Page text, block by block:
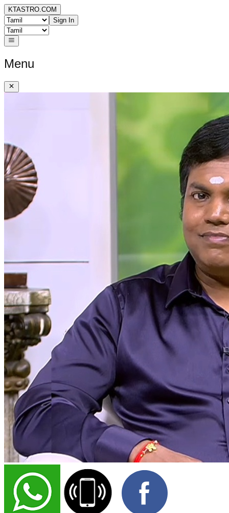
KTASTRO.COM
Sign In
Menu